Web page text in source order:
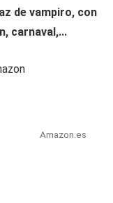
de vampiro, con
carnaval,...
Amazon.es